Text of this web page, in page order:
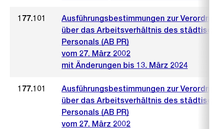
177.101
Ausführungsbestimmungen zur
über das Arbeitsverhältnis des
Personals (AB PR)
vom 27. März 2002
mit Änderungen bis 13. März 2024
177.101
Ausführungsbestimmungen zur
über das Arbeitsverhältnis des
Personals (AB PR)
vom 27. März 2002